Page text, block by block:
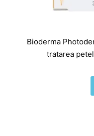
Bioderma
tratarea